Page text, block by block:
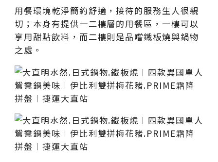
用餐環境乾淨簡約舒適，接待的服務生人很親
切；本身有提供一二樓層的用餐區，一樓可以
享用甜點飲料，而二樓則是品嚐鐵板燒與鍋物
之處。